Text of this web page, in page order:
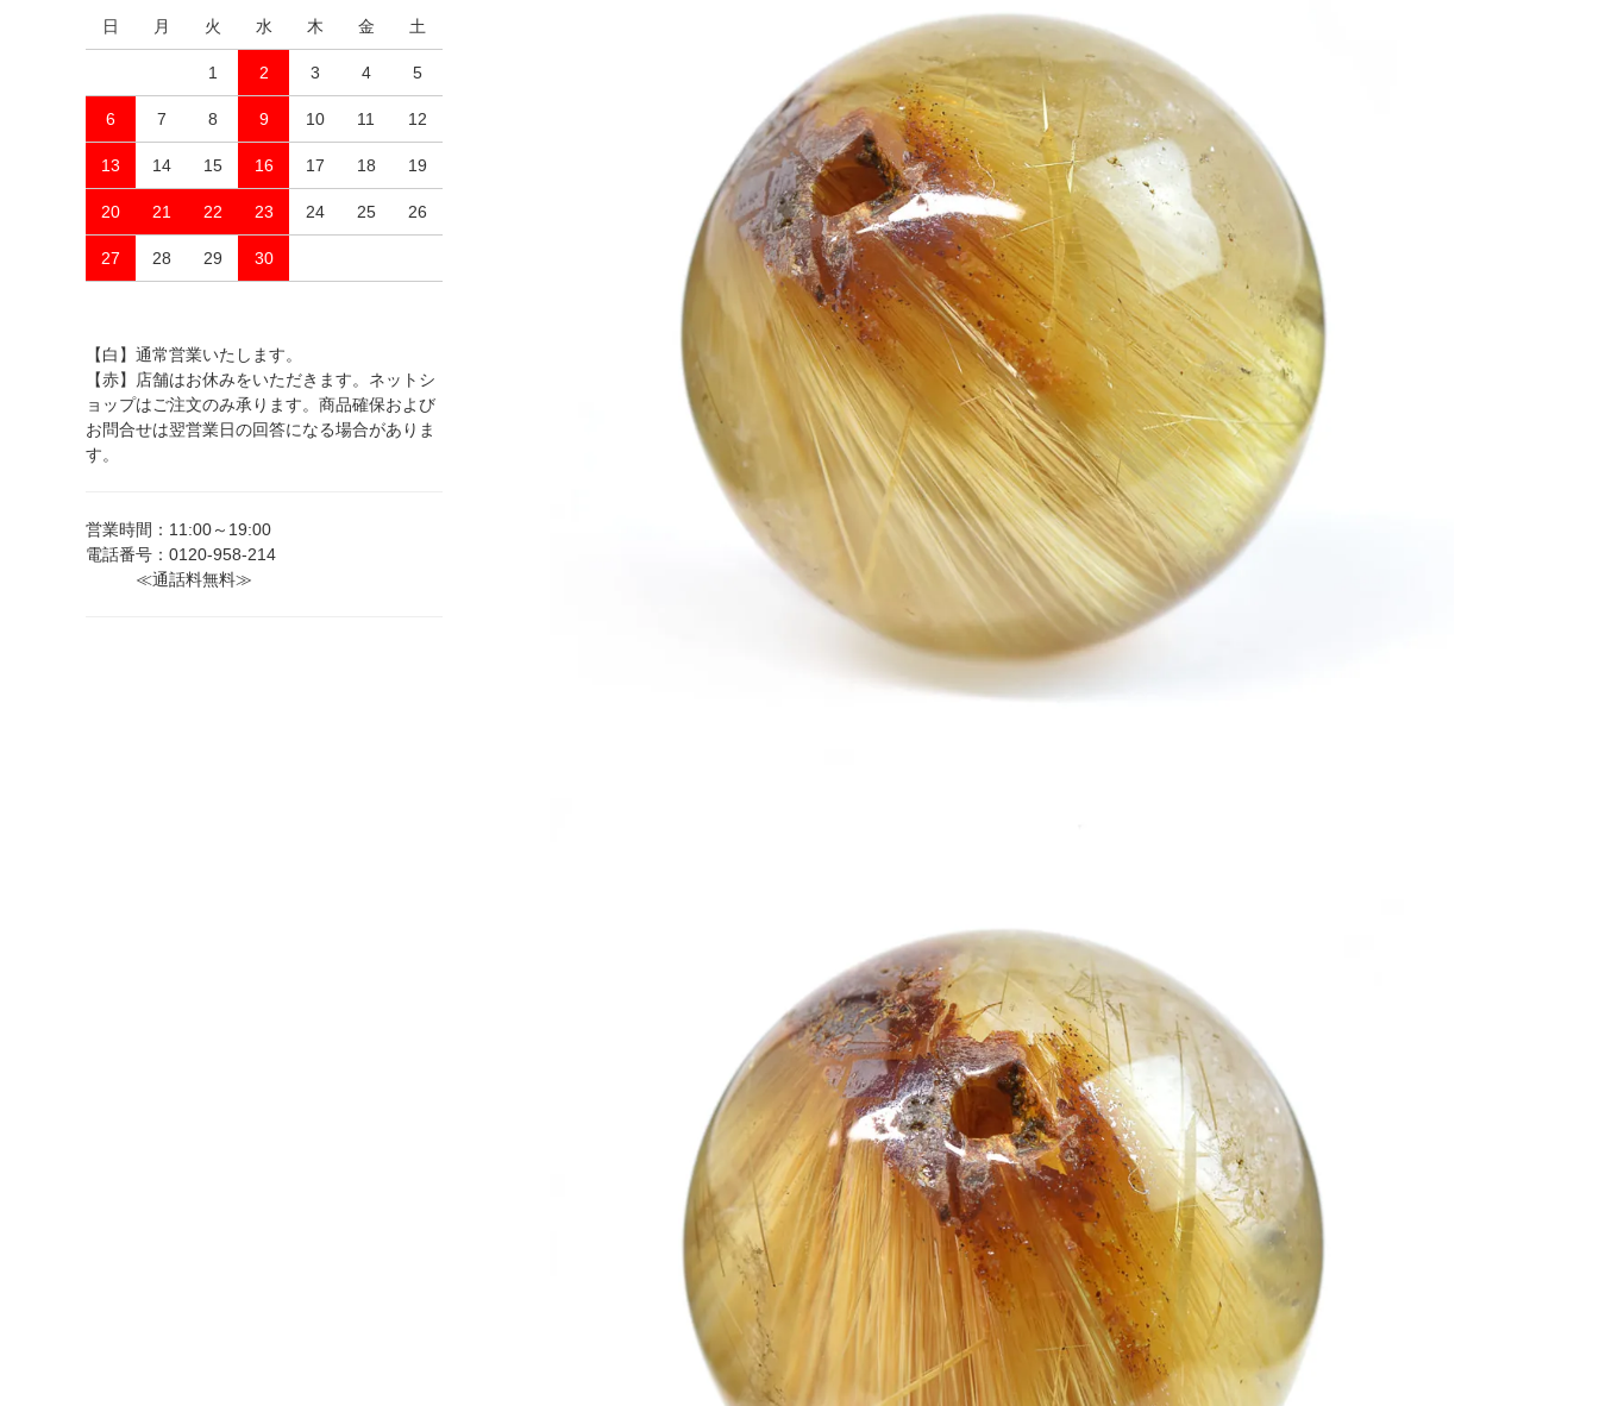
日 月 火 水 木 金 土
1 2 3 4 5
6 7 8 9 10 11 12
13 14 15 16 17 18 19
20 21 22 23 24 25 26
27 28 29 30
【白】通常営業いたします。
【赤】店舗はお休みをいただきます。ネットシ
ョップはご注文のみ承ります。商品確保および
お問合せは翌営業日の回答になる場合がありま
す。
営業時間：11:00～19:00
電話番号：0120-958-214
≪通話料無料≫